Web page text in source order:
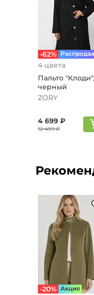
-62%
4 цвета
Пальто "Клоди",
черный
ZORY
4 699 ₽
12 499 ₽
-20% Aкция